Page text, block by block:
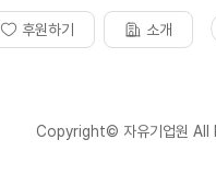
후원하기 소개
Copyright© 자유기업원